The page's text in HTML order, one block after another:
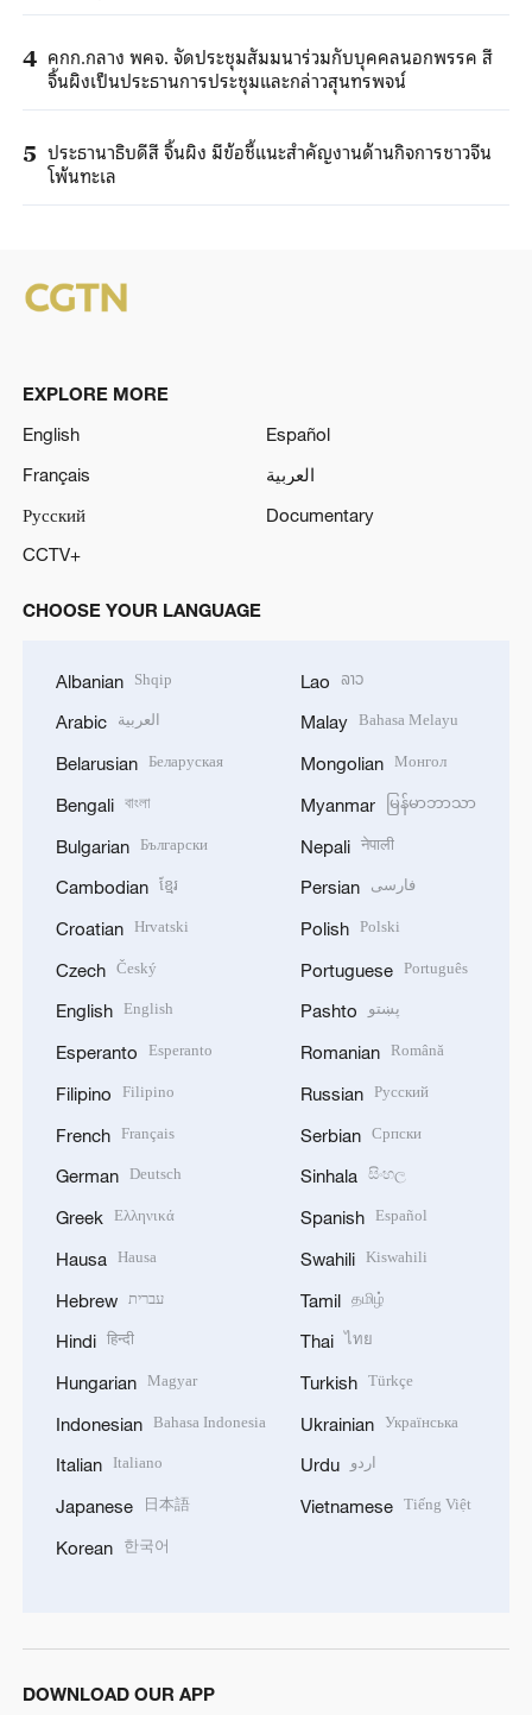
4 คกก.กลาง พคจ. จัดประชุมสัมมนาร่วมกับบุคคลนอกพรรค สี
จิ้นผิงเป็นประธานการประชุมและกล่าวสุนทรพจน์
5 ประธานาธิบดีสี จิ้นผิง มีข้อชี้แนะสำคัญงานด้านกิจการชาวจีน
โพ้นทะเล
EXPLORE MORE
English
Español
Français
العربية
Русский
Documentary
CCTV+
CHOOSE YOUR LANGUAGE
Albanian Shqip
Arabic العربية
Belarusian Беларуская
Bengali বাংলা
Bulgarian Български
Cambodian ខ្មែរ
Croatian Hrvatski
Czech Český
English English
Esperanto Esperanto
Filipino Filipino
French Français
German Deutsch
Greek Ελληνικά
Hausa Hausa
Hebrew עברית
Hindi हिन्दी
Hungarian Magyar
Indonesian Bahasa Indonesia
Italian Italiano
Japanese 日本語
Korean 한국어
Lao ລາວ
Malay Bahasa Melayu
Mongolian Монгол
Myanmar မြန်မာဘာသာ
Nepali नेपाली
Persian فارسی
Polish Polski
Portuguese Português
Pashto پښتو
Romanian Română
Russian Русский
Serbian Српски
Sinhala සිංහල
Spanish Español
Swahili Kiswahili
Tamil தமிழ்
Thai ไทย
Turkish Türkçe
Ukrainian Українська
Urdu اردو
Vietnamese Tiếng Việt
DOWNLOAD OUR APP